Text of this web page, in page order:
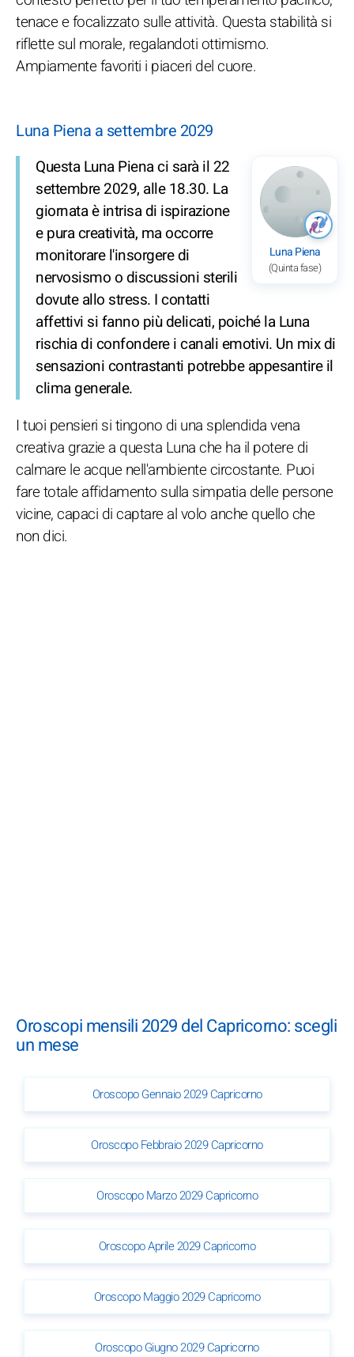
tenace e focalizzato sulle attività. Questa stabilità si
riflette sul morale, regalandoti ottimismo.
Ampiamente favoriti i piaceri del cuore.
Luna Piena a settembre 2029
Luna Piena
(Quinta fase)
Questa Luna Piena ci sarà il 22
settembre 2029, alle 18.30. La
giornata è intrisa di ispirazione
e pura creatività, ma occorre
monitorare l'insorgere di
nervosismo o discussioni sterili
dovute allo stress. I contatti
affettivi si fanno più delicati, poiché la Luna
rischia di confondere i canali emotivi. Un mix di
sensazioni contrastanti potrebbe appesantire il
clima generale.
I tuoi pensieri si tingono di una splendida vena
creativa grazie a questa Luna che ha il potere di
calmare le acque nell'ambiente circostante. Puoi
fare totale affidamento sulla simpatia delle persone
vicine, capaci di captare al volo anche quello che
non dici.
Oroscopi mensili 2029 del Capricorno: scegli
un mese
Oroscopo Gennaio 2029 Capricorno
Oroscopo Febbraio 2029 Capricorno
Oroscopo Marzo 2029 Capricorno
Oroscopo Aprile 2029 Capricorno
Oroscopo Maggio 2029 Capricorno
Oroscopo Giugno 2029 Capricorno